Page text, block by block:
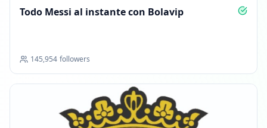
Todo Messi al instante con Bolavip
145,954 followers